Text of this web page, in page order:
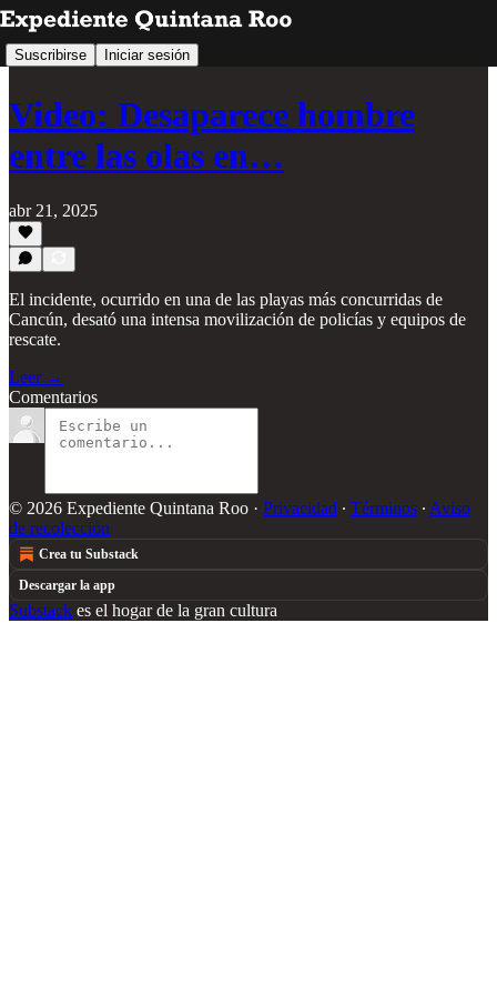
Suscribirse Iniciar sesión
Video: Desaparece hombre
entre las olas en…
abr 21, 2025
El incidente, ocurrido en una de las playas más concurridas de
Cancún, desató una intensa movilización de policías y equipos de
rescate.
Leer →
Comentarios
© 2026 Expediente Quintana Roo · Privacidad ∙ Términos ∙ Aviso
de recolección
Crea tu Substack
Descargar la app
Substack es el hogar de la gran cultura